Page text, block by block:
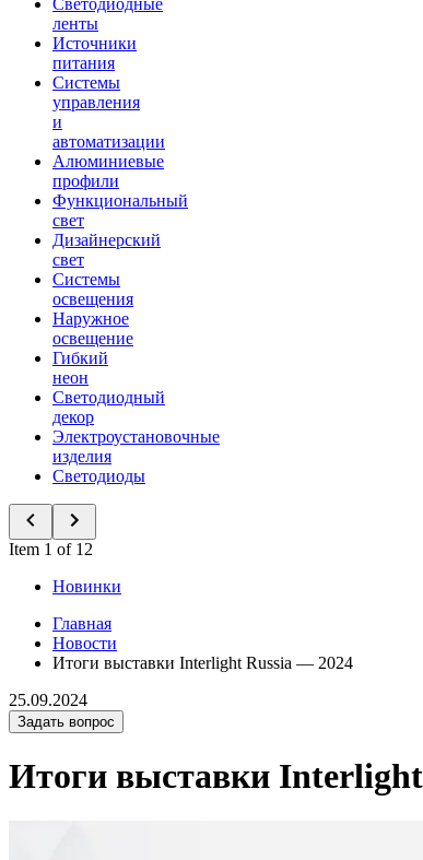
Светодиодные
ленты
Источники
питания
Системы
управления
и
автоматизации
Алюминиевые
профили
Функциональный
свет
Дизайнерский
свет
Системы
освещения
Наружное
освещение
Гибкий
неон
Светодиодный
декор
Электроустановочные
изделия
Светодиоды
Item 1 of 12
Новинки
Главная
Новости
Итоги выставки Interlight Russia — 2024
25.09.2024
Задать вопрос
Итоги выставки